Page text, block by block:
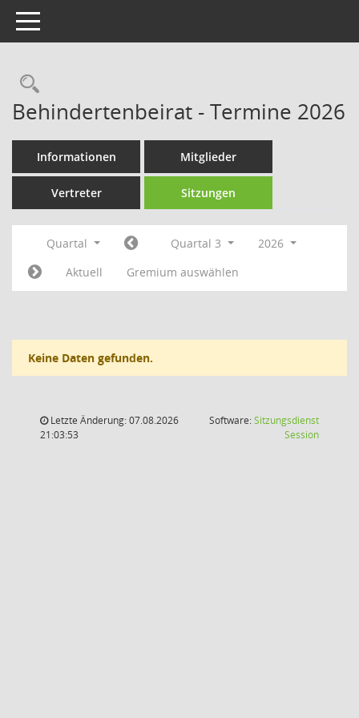
Toggle navigation
Rechercheauswahl
Behindertenbeirat - Termine 2026
Informationen Mitglieder
Vertreter Sitzungen
Quartal Quartal 3
2026
Aktuell
Gremium auswählen
Keine Daten gefunden.
Letzte Änderung: 07.08.2026
21:03:53
Software:Sitzungsdienst
Session(Wird in